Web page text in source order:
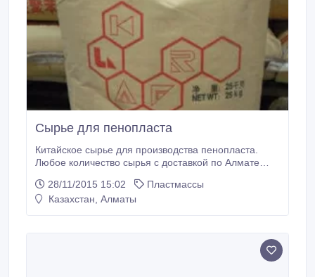
Сырье для пенопласта
Китайское сырье для производства пенопласта.
Любое количество сырья с доставкой по Алмате
560 тенге за 1 килограмм.
28/11/2015 15:02
Пластмассы
Казахстан, Алматы